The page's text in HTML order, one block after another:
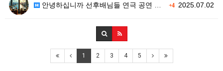
+42025.07.02
안녕하십니까 선후배님들 연극 공연 소…
1 2 3 4 5